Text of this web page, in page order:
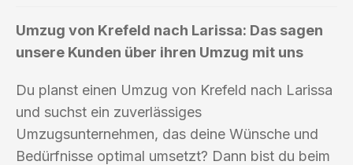
Umzug von Krefeld nach Larissa: Das sagen
unsere Kunden über ihren Umzug mit uns
Du planst einen Umzug von Krefeld nach Larissa
und suchst ein zuverlässiges
Umzugsunternehmen, das deine Wünsche und
Bedürfnisse optimal umsetzt? Dann bist du beim